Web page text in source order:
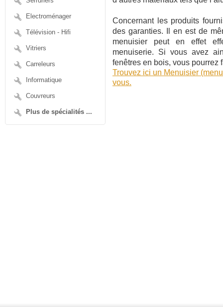
Electroménager
Télévision - Hifi
Vitriers
Carreleurs
Informatique
Couvreurs
Plus de spécialités ...
Concernant les produits
des garanties. Il en est de
menuisier peut en effet
menuiserie. Si vous avez
fenêtres en bois, vous pourrez
Trouvez ici un Menuisier
vous.